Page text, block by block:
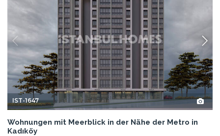
IST-1647
Wohnungen mit Meerblick in der Nähe der Metro in
Kadıköy